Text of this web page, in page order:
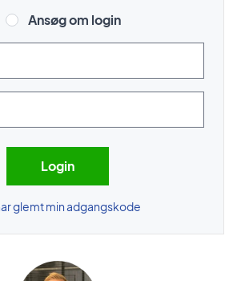
Ansøg om login
glemt min adgangskode